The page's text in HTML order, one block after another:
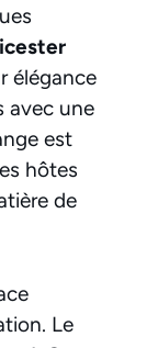
élégance
avec une
est
hôtes
de
Le